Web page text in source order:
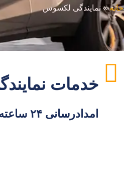
خانه»نمایندگی لکسوس
خدمات
امدادرسانی ۲۴ ساعته